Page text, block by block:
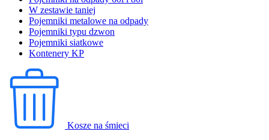
W zestawie taniej
Pojemniki metalowe na odpady
Pojemniki typu dzwon
Pojemniki siatkowe
Kontenery KP
Kosze na śmieci